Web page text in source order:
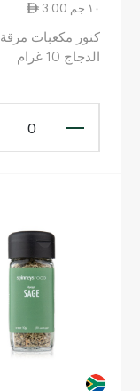
3.00 ١٠ جم
كنور مكعبات مرقة
الدجاج 10 غرام
0